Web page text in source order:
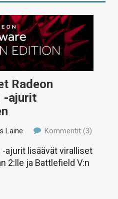
Radeon
-ajurit
Laine Kommentit (3)
ajurit lisäävät viralliset
2:lle ja Battlefield V:n